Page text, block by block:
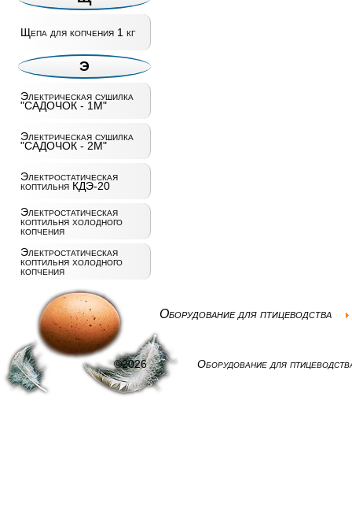
Щепа для копчения 1 кг
Э
Электрическая сушилка
"САДОЧОК - 1М"
Электрическая сушилка
"САДОЧОК - 2М"
Электростатическая
коптильня КДЭ-20
Электростатическая
коптильня холодного
копчения
Электростатическая
коптильня холодного
копчения
Оборудование для птицеводства
©2026 Оборудование для